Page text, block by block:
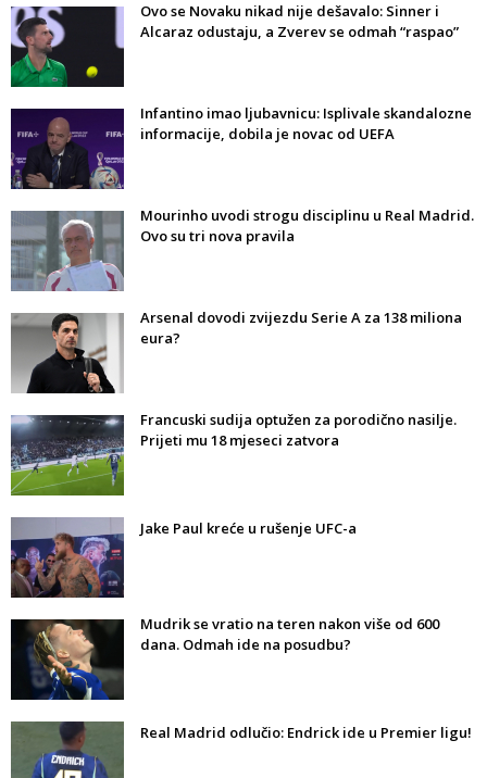
Ovo se Novaku nikad nije dešavalo: Sinner i
Alcaraz odustaju, a Zverev se odmah “raspao”
Infantino imao ljubavnicu: Isplivale skandalozne
informacije, dobila je novac od UEFA
Mourinho uvodi strogu disciplinu u Real Madrid.
Ovo su tri nova pravila
Arsenal dovodi zvijezdu Serie A za 138 miliona
eura?
Francuski sudija optužen za porodično nasilje.
Prijeti mu 18 mjeseci zatvora
Jake Paul kreće u rušenje UFC-a
Mudrik se vratio na teren nakon više od 600
dana. Odmah ide na posudbu?
Real Madrid odlučio: Endrick ide u Premier ligu!